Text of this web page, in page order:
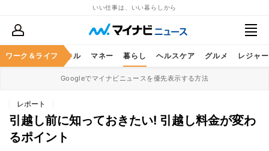
いい仕事は、いい暮らしから
ワーク＆ライフ
ア ビジネススキル マネー 暮らし ヘルスケア グルメ レジャー
Googleでマイナビニュースを優先表示する方法
レポート
引越し前に知っておきたい! 引越し料金が変わ
るポイント